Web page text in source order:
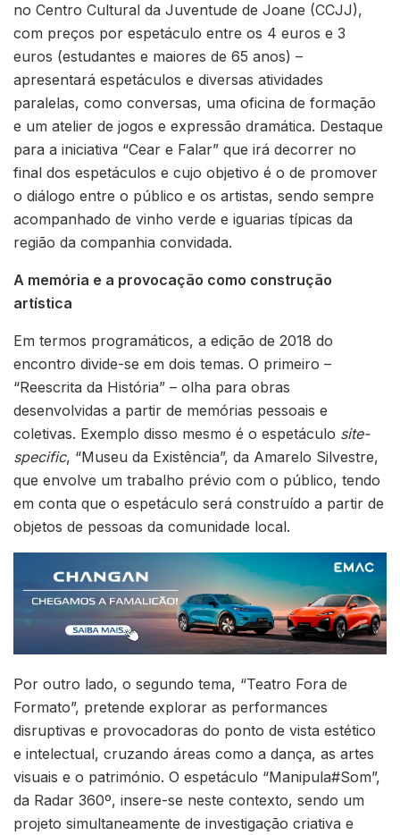
no Centro Cultural da Juventude de Joane (CCJJ),
com preços por espetáculo entre os 4 euros e 3
euros (estudantes e maiores de 65 anos) –
apresentará espetáculos e diversas atividades
paralelas, como conversas, uma oficina de formação
e um atelier de jogos e expressão dramática. Destaque
para a iniciativa “Cear e Falar” que irá decorrer no
final dos espetáculos e cujo objetivo é o de promover
o diálogo entre o público e os artistas, sendo sempre
acompanhado de vinho verde e iguarias típicas da
região da companhia convidada.
A memória e a provocação como construção
artística
Em termos programáticos, a edição de 2018 do
encontro divide-se em dois temas. O primeiro –
“Reescrita da História” – olha para obras
desenvolvidas a partir de memórias pessoais e
coletivas. Exemplo disso mesmo é o espetáculo site-
specific, “Museu da Existência”, da Amarelo Silvestre,
que envolve um trabalho prévio com o público, tendo
em conta que o espetáculo será construído a partir de
objetos de pessoas da comunidade local.
Por outro lado, o segundo tema, “Teatro Fora de
Formato”, pretende explorar as performances
disruptivas e provocadoras do ponto de vista estético
e intelectual, cruzando áreas como a dança, as artes
visuais e o património. O espetáculo “Manipula#Som”,
da Radar 360º, insere-se neste contexto, sendo um
projeto simultaneamente de investigação criativa e